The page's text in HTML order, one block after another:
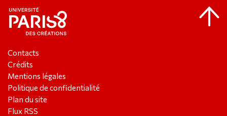
Contacts
Crédits
Mentions légales
Politique de confidentialité
Plan du site
Flux RSS